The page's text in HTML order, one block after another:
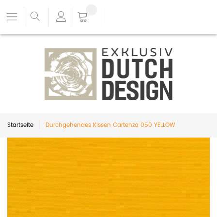
Startseite Durchgehendes Kissen Cartenza 050 YELLOW